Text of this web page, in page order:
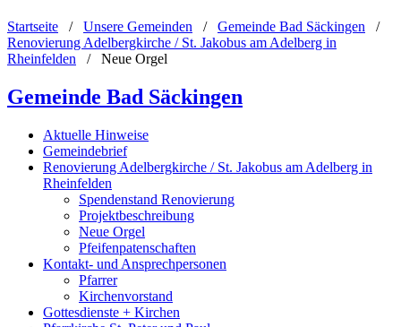
Startseite / Unsere Gemeinden / Gemeinde Bad Säckingen /
Renovierung Adelbergkirche / St. Jakobus am Adelberg in
Rheinfelden / Neue Orgel
Gemeinde Bad Säckingen
Aktuelle Hinweise
Gemeindebrief
Renovierung Adelbergkirche / St. Jakobus am Adelberg in
Rheinfelden
Spendenstand Renovierung
Projektbeschreibung
Neue Orgel
Pfeifenpatenschaften
Kontakt- und Ansprechpersonen
Pfarrer
Kirchenvorstand
Gottesdienste + Kirchen